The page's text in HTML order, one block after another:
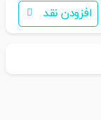
افزودن نقد